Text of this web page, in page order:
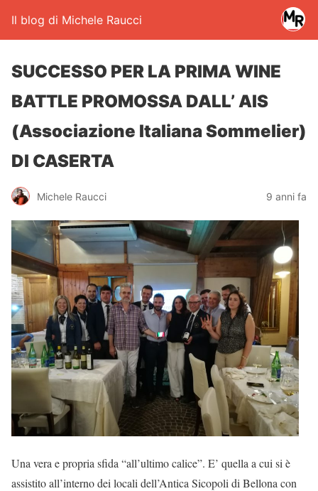
Il blog di Michele Raucci
SUCCESSO PER LA PRIMA WINE
BATTLE PROMOSSA DALL’ AIS
(Associazione Italiana Sommelier)
DI CASERTA
Michele Raucci 9 anni fa
Una vera e propria sfida “all’ultimo calice”. E’ quella a cui si è
assistito all’interno dei locali dell’Antica Sicopoli di Bellona con